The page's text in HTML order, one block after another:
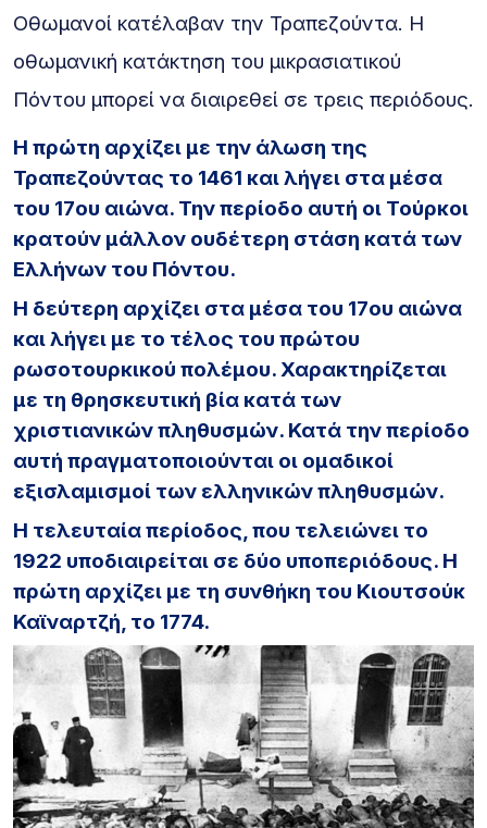
Οθωμανοί κατέλαβαν την Τραπεζούντα. Η
οθωμανική κατάκτηση του μικρασιατικού
Πόντου μπορεί να διαιρεθεί σε τρεις περιόδους.
Η πρώτη αρχίζει με την άλωση της
Τραπεζούντας το 1461 και λήγει στα μέσα
του 17ου αιώνα. Την περίοδο αυτή οι Τούρκοι
κρατούν μάλλον ουδέτερη στάση κατά των
Ελλήνων του Πόντου.
Η δεύτερη αρχίζει στα μέσα του 17ου αιώνα
και λήγει με το τέλος του πρώτου
ρωσοτουρκικού πολέμου. Χαρακτηρίζεται
με τη θρησκευτική βία κατά των
χριστιανικών πληθυσμών. Κατά την περίοδο
αυτή πραγματοποιούνται οι ομαδικοί
εξισλαμισμοί των ελληνικών πληθυσμών.
Η τελευταία περίοδος, που τελειώνει το
1922 υποδιαιρείται σε δύο υποπεριόδους. Η
πρώτη αρχίζει με τη συνθήκη του Κιουτσούκ
Καϊναρτζή, το 1774.